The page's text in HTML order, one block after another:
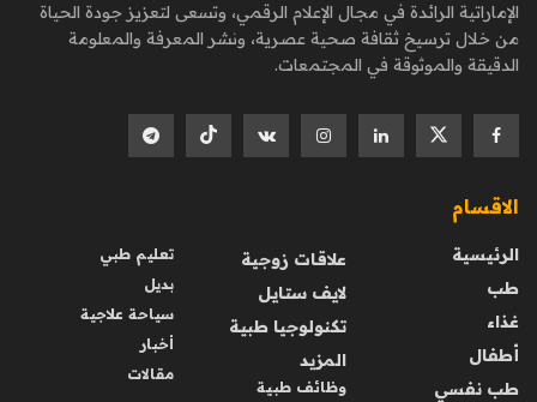
الإماراتية الرائدة في مجال الإعلام الرقمي، وتسعى لتعزيز جودة الحياة
من خلال ترسيخ ثقافة صحية عصرية، ونشر المعرفة والمعلومة
الدقيقة والموثوقة في المجتمعات.
الاقسام
الرئيسية
طب
غذاء
أطفال
طب نفسي
علاقات زوجية
لايف ستايل
تكنولوجيا طبية
المزيد
وظائف طبية
تعليم طبي
بديل
سياحة علاجية
أخبار
مقالات